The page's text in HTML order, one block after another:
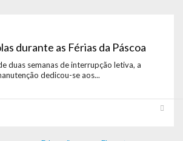
durante as Férias da Páscoa
duas semanas de interrupção letiva, a
dedicou-se aos...